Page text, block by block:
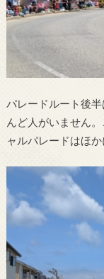
パレードルート後
んど人がいません
ャルパレードはほか